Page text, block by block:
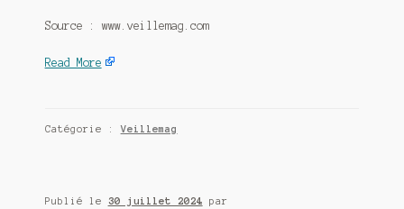
Source : www.veillemag.com
Read More
Catégorie :Veillemag
Publié le 30 juillet 2024 par